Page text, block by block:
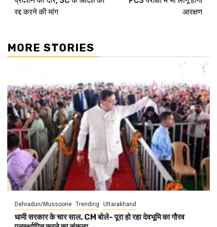
रद्द करने की मांग
आरक्षण
MORE STORIES
Dehradun/Mussoorie Trending Uttarakhand
धामी सरकार के चार साल, CM बोले- पूरा हो रहा देवभूमि का गौरव